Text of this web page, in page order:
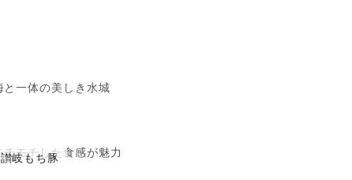
と一体の美しき水城
讃岐もち豚
チモチした食感が魅力